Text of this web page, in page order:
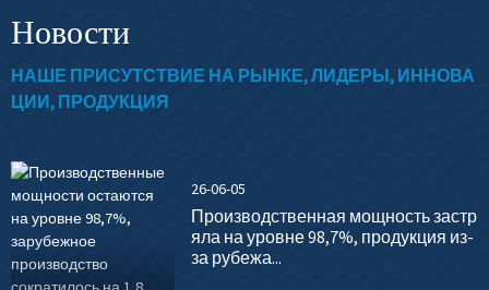
Новости
НАШЕ ПРИСУТСТВИЕ НА РЫНКЕ, ЛИДЕРЫ, ИННОВА
ЦИИ, ПРОДУКЦИЯ
26-06-05
Производственная мощность застр
яла на уровне 98,7%, продукция из-
за рубежа...